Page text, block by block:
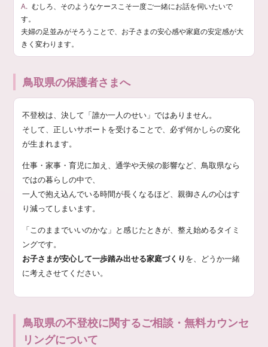
むしろ、そのようなケースこそ一度ご一緒にお話を伺いたいで
す。
夫婦の足並みがそろうことで、お子さまの安心感や家庭の安定感が大
きく変わります。
鳥取県の保護者さまへ
不登校は、決して「誰か一人のせい」ではありません。
そして、正しいサポートを受けることで、必ず何かしらの変化
が生まれます。
仕事・家事・育児に加え、通学や天候の影響など、鳥取県なら
ではの暮らしの中で、
一人で抱え込んでいる時間が長くなるほど、親御さんの心はす
り減ってしまいます。
「このままでいいのかな」と感じたときが、整え始めるタイミ
ングです。
お子さまが安心して一歩踏み出せる家庭づくりを、どうか一緒
に考えさせてください。
鳥取県の不登校に関するご相談・無料カウンセ
リングについて